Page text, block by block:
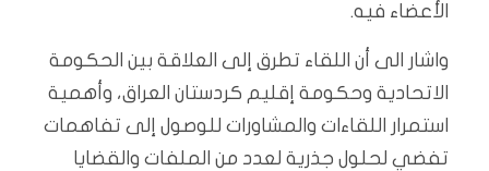
الأعضاء فيه.
واشار الى أن اللقاء تطرق إلى العلاقة بين الحكومة
الاتحادية وحكومة إقليم كردستان العراق، وأهمية
استمرار اللقاءات والمشاورات للوصول إلى تفاهمات
تفضي لحلول جذرية لعدد من الملفات والقضايا